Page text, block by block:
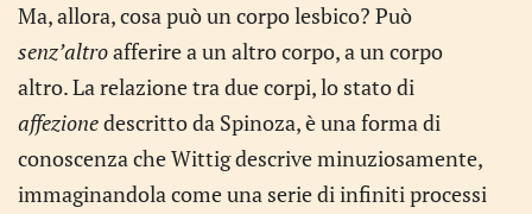
Ma, allora, cosa può un corpo lesbico? Può
senz’altroafferire a un altro corpo, a un corpo
altro. La relazione tra due corpi, lo stato di
affezionedescritto da Spinoza, è una forma di
conoscenza che Wittig descrive minuziosamente,
immaginandola come una serie di infiniti processi